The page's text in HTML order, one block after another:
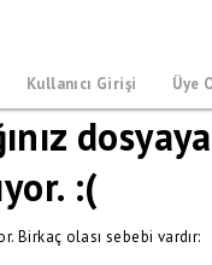
Kullanıcı Girişi Üye
dosyaya
:(
Birkaç olası sebebi vardır: